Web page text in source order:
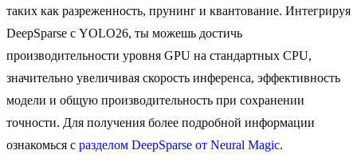
таких как разреженность, прунинг и квантование. Интегрируя
DeepSparse с YOLO26, ты можешь достичь
производительности уровня GPU на стандартных CPU,
значительно увеличивая скорость инференса, эффективность
модели и общую производительность при сохранении
точности. Для получения более подробной информации
ознакомься с разделом DeepSparse от Neural Magic.